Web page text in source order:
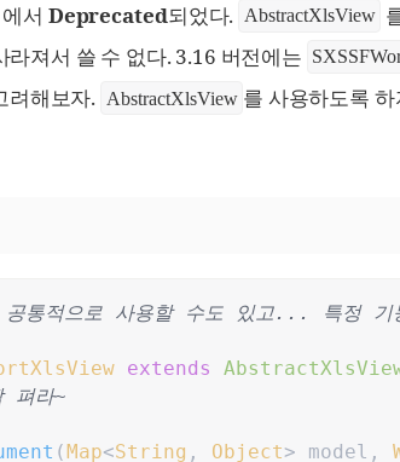
서 Deprecated되었다. AbstractXlsView
라져서 쓸 수 없다. 3.16 버전에는
려해보자. AbstractXlsView 를 사용하도록 하
공통적으로 사용할 수도 있고... 특정 기
extends
펴라~
( Map<String , Object> model ,